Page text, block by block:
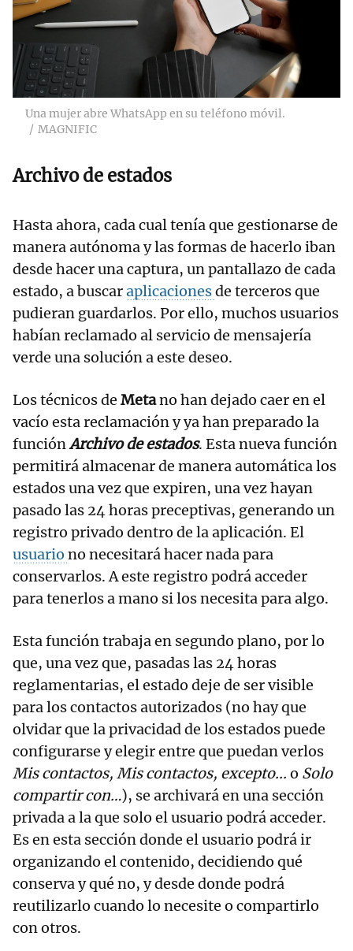
Una mujer abre WhatsApp en su teléfono móvil.
MAGNIFIC
Archivo de estados
Hasta ahora, cada cual tenía que gestionarse de
manera autónoma y las formas de hacerlo iban
desde hacer una captura, un pantallazo de cada
estado, a buscaraplicacionesde terceros que
pudieran guardarlos. Por ello, muchos usuarios
habían reclamado al servicio de mensajería
verde una solución a este deseo.
Los técnicos de Metano han dejado caer en el
vacío esta reclamación y ya han preparado la
funciónArchivo de estados. Esta nueva función
permitirá almacenar de manera automática los
estados una vez que expiren, una vez hayan
pasado las 24 horas preceptivas, generando un
registro privado dentro de la aplicación. El
usuario no necesitará hacer nada para
conservarlos. A este registro podrá acceder
para tenerlos a mano si los necesita para algo.
Esta función trabaja en segundo plano, por lo
que, una vez que, pasadas las 24 horas
reglamentarias, el estado deje de ser visible
para los contactos autorizados (no hay que
olvidar que la privacidad de los estados puede
configurarse y elegir entre que puedan verlos
Mis contactos, Mis contactos, excepto... o Solo
compartir con…), se archivará en una sección
privada a la que solo el usuario podrá acceder.
Es en esta sección donde el usuario podrá ir
organizando el contenido, decidiendo qué
conserva y qué no, y desde donde podrá
reutilizarlo cuando lo necesite o compartirlo
con otros.